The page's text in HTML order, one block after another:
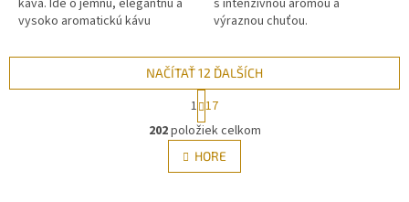
káva. Ide o jemnú, elegantnú a
vysoko aromatickú kávu
neapolskom štýle.
s intenzívnou arómou a
výraznou chuťou.
O
v
l
á
NAČÍTAŤ 12 ĎALŠÍCH
t
r
á
n
k
1 17
202položiek celkom
HORE